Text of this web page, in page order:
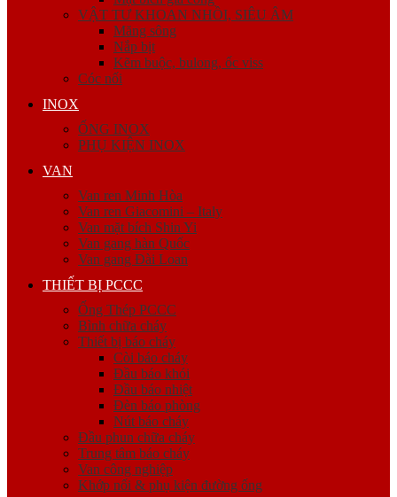
VẬT TƯ KHOAN NHỒI, SIÊU ÂM
Măng sông
Nắp bịt
Kẽm buộc, bulong, ốc viss
Cóc nối
INOX
ỐNG INOX
PHỤ KIỆN INOX
VAN
Van ren Minh Hòa
Van ren Giacomini – Italy
Van mặt bích Shin Yi
Van gang hàn Quốc
Van gang Đài Loan
THIẾT BỊ PCCC
Ống Thép PCCC
Bình chữa cháy
Thiết bị báo cháy
Còi báo cháy
Đầu báo khói
Đầu báo nhiệt
Đèn báo phòng
Nút báo cháy
Đầu phun chữa cháy
Trung tâm báo cháy
Van công nghiệp
Khớp nối & phụ kiện đường ống